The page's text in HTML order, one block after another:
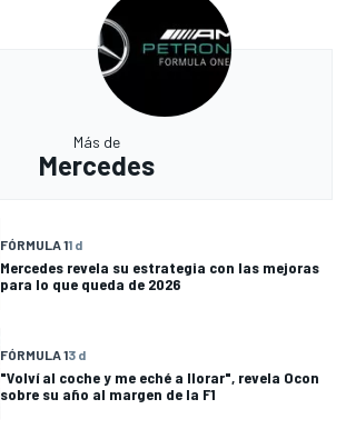
Más de
Mercedes
FÓRMULA 11 d
Mercedes revela su estrategia con las mejoras
para lo que queda de 2026
FÓRMULA 13 d
"Volví al coche y me eché a llorar", revela Ocon
sobre su año al margen de la F1